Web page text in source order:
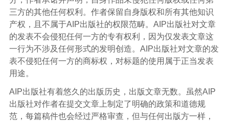
三方的其他任何权利。作者保留自身版权和所有其他知识
产权，且不属于AIP出版社的权限范畴。AIP出版社对文章
的发表不会侵犯任何一方的专有权利，因为仅发表文章这
一行为不涉及任何形式的发明创造。AIP出版社对文章的发
表不侵犯任何一方的商标权，对标题的使用属于正当发表
用途。
AIP出版社有着悠久的出版历史，出版文章无数。虽然AIP
出版社对作者在提交文章上制定了明确的政策和道德规
范，每篇稿件也会经过严格审查，但与任何出版方一样，